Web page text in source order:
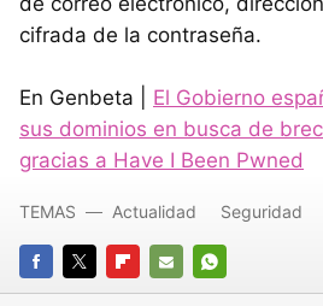
cifrada de la contraseña.
En Genbeta | El Gobierno
sus dominios en busca de
gracias a Have I Been Pwned
FACEBOOK
TWITTERFLIPBOARD
E- WHATSAPP
TEMAS Actualidad Seguridad